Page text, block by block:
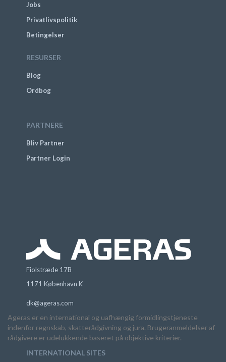
Jobs
Privatlivspolitik
Betingelser
RESURSER
Blog
Ordbog
PARTNERE
Bliv Partner
Partner Login
Fiolstræde 17B
1171 København K
dk@ageras.com
Ageras er en international og uafhængig formidlingstjeneste
indenfor regnskab, skatterådgivning og jura. Brugeranmeldelser af
rådgivere er udelukkende baseret på objektive kriterier.
INTERNATIONAL SITES